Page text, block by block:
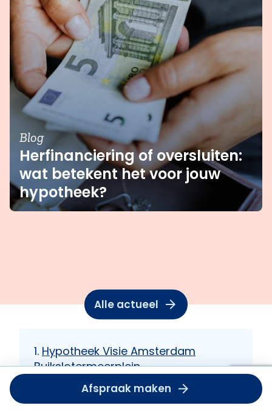
Blog
Herfinanciering of oversluiten:
wat betekent het voor jouw
hypotheek?
Alle actueel
Hypotheek Visie Amsterdam
Buikslotermeerplein
Starters in Amsterdam Noord
Afspraak maken
Om
dient